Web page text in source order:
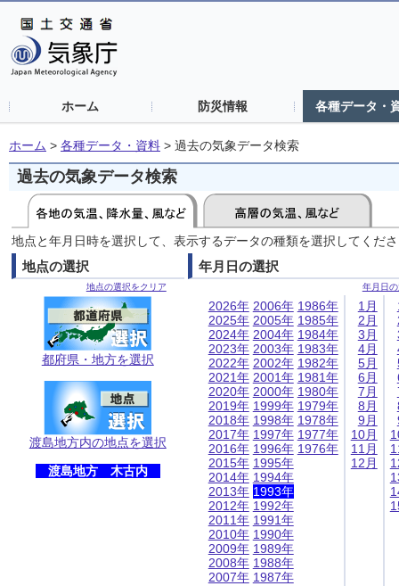
ホーム 防災情報 各種データ・
ホーム > 各種データ・資料 > 過去の気象データ検索
過去の気象データ検索
地点と年月日時を選択して、表示するデータの種類を選択してくだ
地点の選択
地点の選択をクリア
都府県・地方を選択
渡島地方内の地点を選択
渡島地方 木古内
年月日の選択
年月日
2026年
2025年
2024年
2023年
2022年
2021年
2020年
2019年
2018年
2017年
2016年
2015年
2014年
2013年
2012年
2011年
2010年
2009年
2008年
2007年
2006年
2005年
2004年
2003年
2002年
2001年
2000年
1999年
1998年
1997年
1996年
1995年
1994年
1993年
1992年
1991年
1990年
1989年
1988年
1987年
1986年
1985年
1984年
1983年
1982年
1981年
1980年
1979年
1978年
1977年
1976年
1月
2月
3月
4月
5月
6月
7月
8月
9月
10月
11月
12月